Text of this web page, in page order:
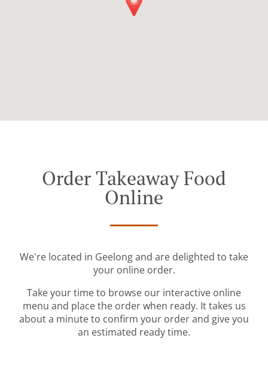
Order Takeaway Food
Online
We're located in Geelong and are delighted to take
your online order.
Take your time to browse our interactive online
menu and place the order when ready. It takes us
about a minute to confirm your order and give you
an estimated ready time.